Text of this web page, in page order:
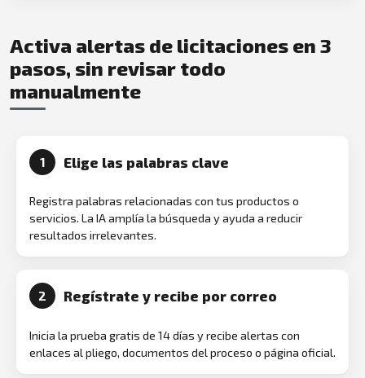
Activa alertas de licitaciones en 3
pasos, sin revisar todo
manualmente
1 Elige las palabras clave
Registra palabras relacionadas con tus productos o
servicios. La IA amplía la búsqueda y ayuda a reducir
resultados irrelevantes.
2 Regístrate y recibe por correo
Inicia la prueba gratis de 14 días y recibe alertas con
enlaces al pliego, documentos del proceso o página oficial.